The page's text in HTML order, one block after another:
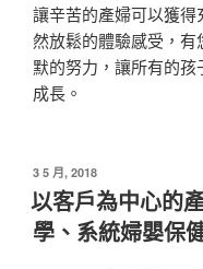
讓辛苦的產婦可以獲
然放鬆的體驗感受，
默的努力，讓所有的
成長。
發
佈
於
3 5 月, 2018
以客戶為中心的
學、系統婦嬰保